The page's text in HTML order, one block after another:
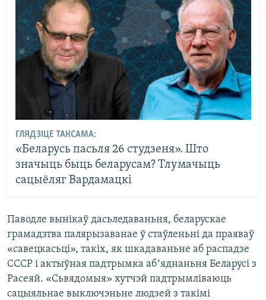
ГЛЯДЗІЦЕ ТАКСАМА:
«Беларусь пасьля 26 студзеня». Што
значыць быць беларусам? Тлумачыць
сацыёляг Вардамацкі
Паводле вынікаў дасьледаваньня, беларускае
грамадзтва палярызаванае ў стаўленьні да праяваў
«савецкасьці», такіх, як шкадаваньне аб распадзе
СССР і актыўная падтрымка абʼяднаньня Беларусі з
Расеяй. «Сьвядомыя» хутчэй падтрымліваюць
сацыяльнае выключэньне людзей з такімі